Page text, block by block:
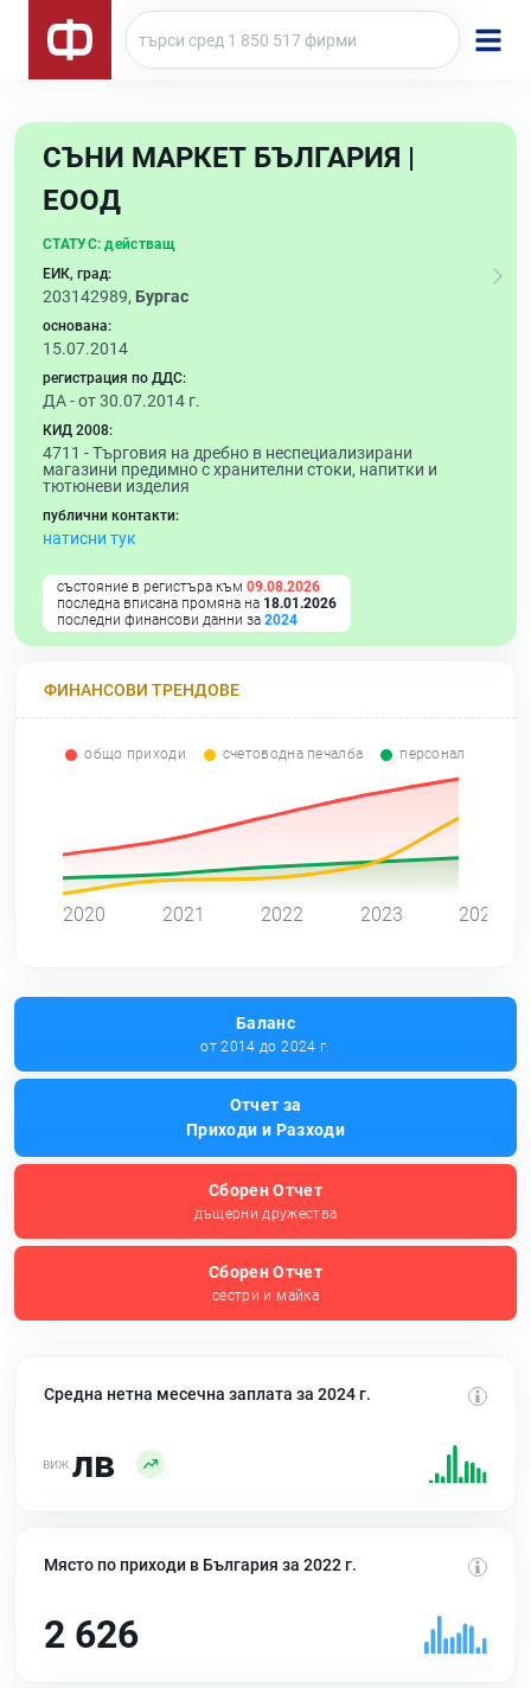
СЪНИ МАРКЕТ БЪЛГАРИЯ |
ЕООД
СТАТУС: действащ
ЕИК, град:
203142989, Бургас
основана:
15.07.2014
регистрация по ДДС:
ДА - от 30.07.2014 г.
КИД 2008:
4711 -Търговия на дребно в неспециализирани
магазини предимно с хранителни стоки, напитки и
тютюневи изделия
публични контакти:
натисни тук
състояние в регистъра към 09.08.2026
последна вписана промяна на 18.01.2026
последни финансови данни за 2024
ФИНАНСОВИ ТРЕНДОВЕ
общо приходи счетоводна печалба персонал
2020 2021 2022 2023 2024
Баланс
от 2014 до 2024 г.
Отчет за
Приходи и Разходи
Сборен Отчет
дъщерни дружества
Сборен Отчет
сестри и майка
Средна нетна месечна заплата за 2024 г.
лв
Място по приходи в България за 2022 г.
2 626